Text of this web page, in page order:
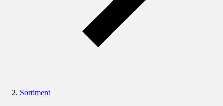
Sortiment